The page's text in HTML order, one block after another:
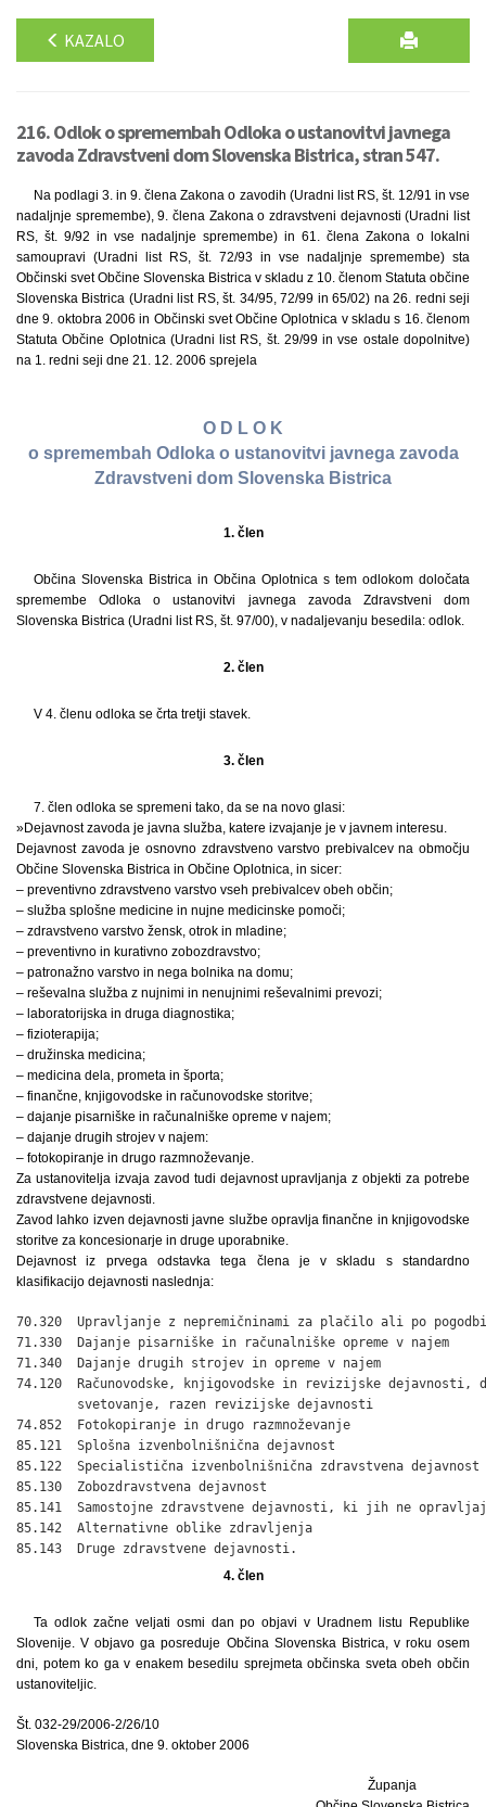
KAZALO
216. Odlok o spremembah Odloka o ustanovitvi javnega
zavoda Zdravstveni dom Slovenska Bistrica, stran 547.
Na podlagi 3. in 9. člena Zakona o zavodih (Uradni list RS, št. 12/91 in vse
nadaljnje spremembe), 9. člena Zakona o zdravstveni dejavnosti (Uradni list
RS, št. 9/92 in vse nadaljnje spremembe) in 61. člena Zakona o lokalni
samoupravi (Uradni list RS, št. 72/93 in vse nadaljnje spremembe) sta
Občinski svet Občine Slovenska Bistrica v skladu z 10. členom Statuta občine
Slovenska Bistrica (Uradni list RS, št. 34/95, 72/99 in 65/02) na 26. redni seji
dne 9. oktobra 2006 in Občinski svet Občine Oplotnica v skladu s 16. členom
Statuta Občine Oplotnica (Uradni list RS, št. 29/99 in vse ostale dopolnitve)
na 1. redni seji dne 21. 12. 2006 sprejela
O D L O K
o spremembah Odloka o ustanovitvi javnega zavoda
Zdravstveni dom Slovenska Bistrica
1. člen
Občina Slovenska Bistrica in Občina Oplotnica s tem odlokom določata
spremembe Odloka o ustanovitvi javnega zavoda Zdravstveni dom
Slovenska Bistrica (Uradni list RS, št. 97/00), v nadaljevanju besedila: odlok.
2. člen
V 4. členu odloka se črta tretji stavek.
3. člen
7. člen odloka se spremeni tako, da se na novo glasi:
»Dejavnost zavoda je javna služba, katere izvajanje je v javnem interesu.
Dejavnost zavoda je osnovno zdravstveno varstvo prebivalcev na območju
Občine Slovenska Bistrica in Občine Oplotnica, in sicer:
– preventivno zdravstveno varstvo vseh prebivalcev obeh občin;
– služba splošne medicine in nujne medicinske pomoči;
– zdravstveno varstvo žensk, otrok in mladine;
– preventivno in kurativno zobozdravstvo;
– patronažno varstvo in nega bolnika na domu;
– reševalna služba z nujnimi in nenujnimi reševalnimi prevozi;
– laboratorijska in druga diagnostika;
– fizioterapija;
– družinska medicina;
– medicina dela, prometa in športa;
– finančne, knjigovodske in računovodske storitve;
– dajanje pisarniške in računalniške opreme v najem;
– dajanje drugih strojev v najem:
– fotokopiranje in drugo razmnoževanje.
Za ustanovitelja izvaja zavod tudi dejavnost upravljanja z objekti za potrebe
zdravstvene dejavnosti.
Zavod lahko izven dejavnosti javne službe opravlja finančne in knjigovodske
storitve za koncesionarje in druge uporabnike.
Dejavnost iz prvega odstavka tega člena je v skladu s standardno
klasifikacijo dejavnosti naslednja:
70.320  Upravljanje z nepremičninami za plačilo ali po pogodbi
71.330  Dajanje pisarniške in računalniške opreme v najem
71.340  Dajanje drugih strojev in opreme v najem
74.120  Računovodske, knjigovodske in revizijske dejavnosti,
        svetovanje, razen revizijske dejavnosti
74.852  Fotokopiranje in drugo razmnoževanje
85.121  Splošna izvenbolnišnična dejavnost
85.122  Specialistična izvenbolnišnična zdravstvena dejavnost
85.130  Zobozdravstvena dejavnost
85.141  Samostojne zdravstvene dejavnosti, ki jih ne
85.142  Alternativne oblike zdravljenja
85.143  Druge zdravstvene dejavnosti.
4. člen
Ta odlok začne veljati osmi dan po objavi v Uradnem listu Republike
Slovenije. V objavo ga posreduje Občina Slovenska Bistrica, v roku osem
dni, potem ko ga v enakem besedilu sprejmeta občinska sveta obeh občin
ustanoviteljic.
Št. 032-29/2006-2/26/10
Slovenska Bistrica, dne 9. oktober 2006
Županja